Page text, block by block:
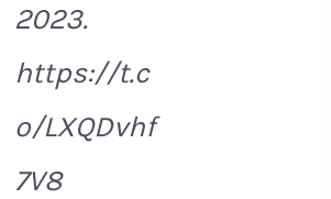
2023.
https://t.c
o/LXQDvhf
7V8